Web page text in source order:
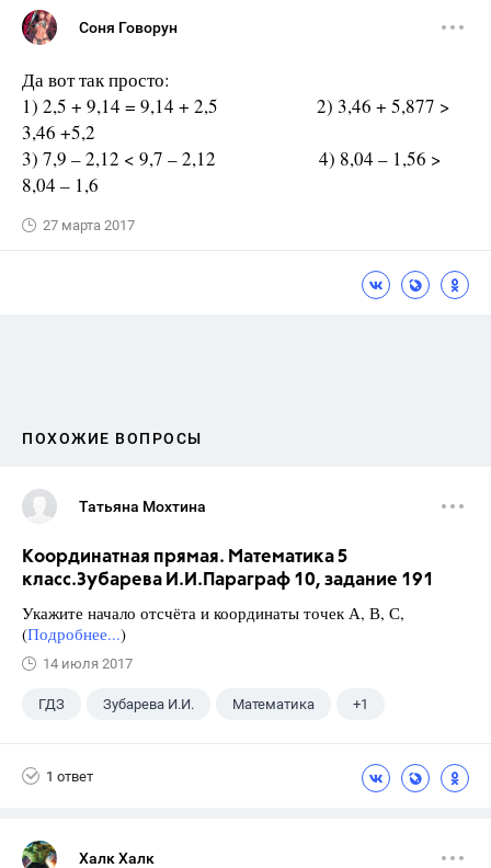
Соня Говорун
Да вот так просто:
1) 2,5 + 9,14 = 9,14 + 2,5 2) 3,46 + 5,877 >
3,46 +5,2
3) 7,9 – 2,12 < 9,7 – 2,12 4) 8,04 – 1,56 >
8,04 – 1,6
27 марта 2017
ПОХОЖИЕ ВОПРОСЫ
Татьяна Мохтина
Координатная прямая. Математика 5
класс.Зубарева И.И.Параграф 10, задание 191
Укажите начало отсчёта и координаты точек А, В, С,
(Подробнее...)
14 июля 2017
ГДЗ Зубарева И.И. Математика +1
1 ответ
Халк Халк